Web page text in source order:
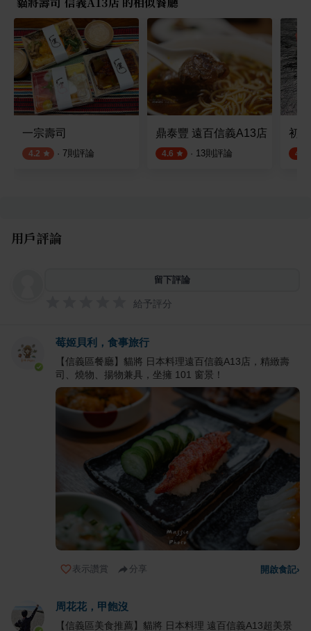
一宗壽司
4.2 · 7則評論
鼎泰豐 遠百信義A13店
4.6 · 13則評論
初
4.5
用戶評論
留下評論
給予評分
莓姬貝利，食事旅行
【信義區餐廳】貓將 日本料理遠百信義A13店，精緻壽
司、燒物、揚物兼具，坐擁 101 窗景！
表示讚賞 分享 開啟食記›
周花花，甲飽沒
【信義區美食推薦】貓將 日本料理 遠百信義A13超美景